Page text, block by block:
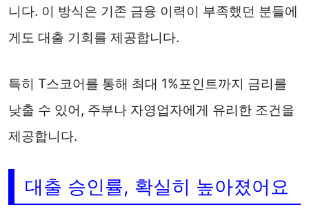
니다. 이 방식은 기존 금융 이력이 부족했던 분들에
게도 대출 기회를 제공합니다.
특히 T스코어를 통해 최대 1%포인트까지 금리를
낮출 수 있어, 주부나 자영업자에게 유리한 조건을
제공합니다.
대출 승인률, 확실히 높아졌어요